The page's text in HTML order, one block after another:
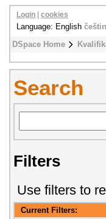
DSpace Home
Login cookies
Language: English
Search
Filters
Use filters to
Current Filters: